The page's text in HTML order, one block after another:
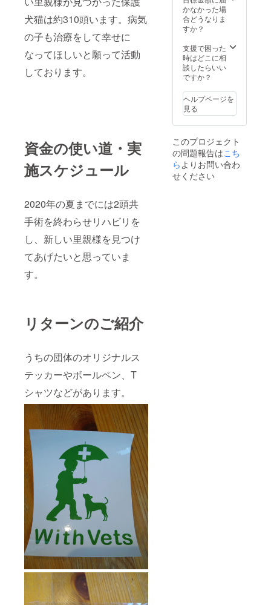
犬猫は約310頭います。病気
の子も治療をして幸せに
なってほしいと願って活動
しております。
資金の使い道・実
施スケジュール
2020年の夏までには2頭共
手術を終わらせリハビリを
し、新しい里親様を見つけ
てあげたいと思っていま
す。
リターンのご紹介
うちの団体のオリジナルス
テッカーやボールペン、T
シャツなどがあります。
かなかった場
合どうなりま
すか？
支援で困った
時はどこに相
談したらいい
ですか？
ヘルプページを
見る
このプロジェクト
の問題報告はこち
らよりお問い合わ
せください